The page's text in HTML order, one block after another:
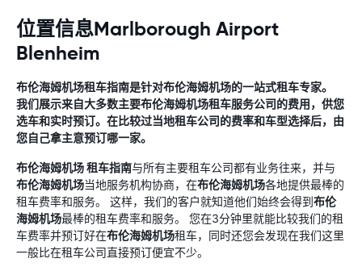
位置信息Marlborough Airport
Blenheim
布伦海姆机场租车指南是针对布伦海姆机场的一站式租车专家。
我们展示来自大多数主要布伦海姆机场租车服务公司的费用，供您
选车和实时预订。在比较过当地租车公司的费率和车型选择后，由
您自己拿主意预订哪一家。
布伦海姆机场租车指南与所有主要租车公司都有业务往来，并与
布伦海姆机场当地服务机构协商，在布伦海姆机场各地提供最棒的
租车费率和服务。 这样，我们的客户就知道他们始终会得到布伦
海姆机场最棒的租车费率和服务。 您在3分钟里就能比较我们的租
车费率并预订好在布伦海姆机场租车，同时还您会发现在我们这里
一般比在租车公司直接预订便宜不少。